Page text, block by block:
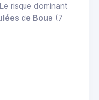
risque dominant
de Boue (7